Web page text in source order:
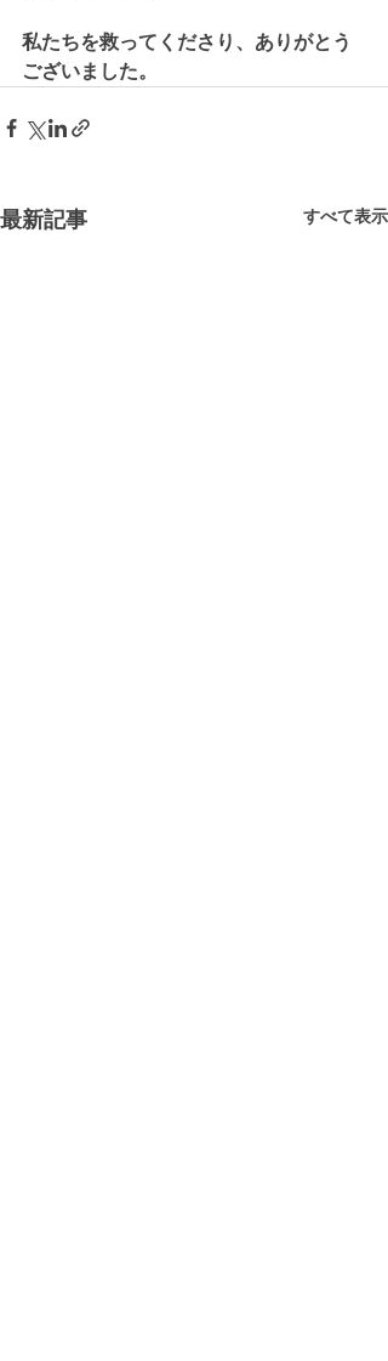
私たちを救ってくださり、ありがとう
ございました。
最新記事 すべて表示